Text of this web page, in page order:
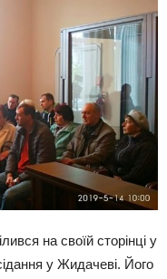
на своїй сторінці у
у Жидачеві. Його